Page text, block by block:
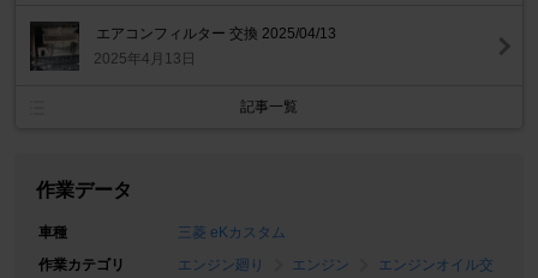
エアコンフィルター 交換 2025/04/13
2025年4月13日
記事一覧
作業データ
車種
三菱 eKカスタム
作業カテゴリ
エンジン廻り エンジン
エンジンオイル交